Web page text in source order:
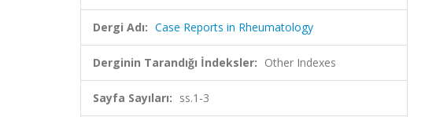
Dergi Adı: Case Reports in Rheumatology
Derginin Tarandığı İndeksler: Other Indexes
Sayfa Sayıları: ss.1-3